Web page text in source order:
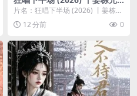
严泰九主演丨剧情 / 喜剧丨韩
国电影丨又名: 狂野之歌
片名：狂唱下半场 (2026) 丨姜栋元
/ 严泰九主演丨剧情 / 喜剧丨韩国
电...12 分前 0